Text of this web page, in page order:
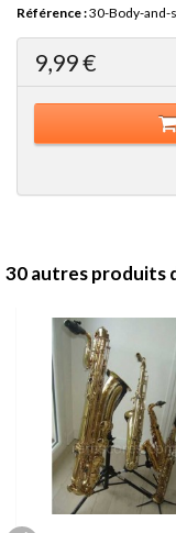
Référence :30-Body-and-
9,99 €
30 autres produits